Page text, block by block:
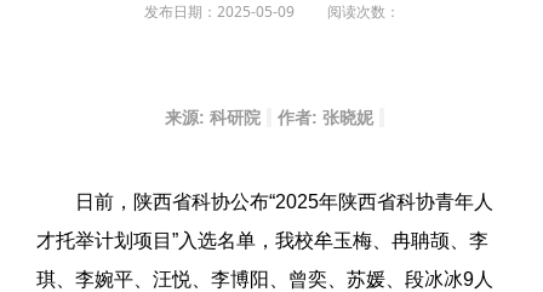
发布日期：2025-05-09 阅读次数：
来源: 科研院 作者: 张晓妮
日前，陕西省科协公布“2025年陕西省科协青年人
才托举计划项目”入选名单，我校牟玉梅、冉聃颉、李
琪、李婉平、汪悦、李博阳、曾奕、苏媛、段冰冰9人